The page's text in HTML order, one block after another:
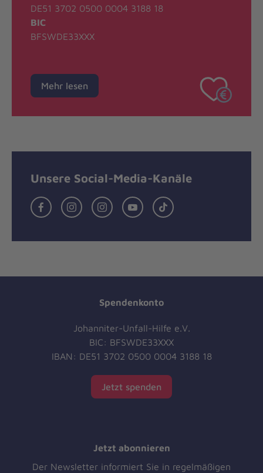
DE51 3702 0500 0004 3188 18
BIC
BFSWDE33XXX
Mehr lesen
Unsere Social-Media-Kanäle
Facebook
Johanniter
Instagram
Johanniter
Instagram
Johanniter-
YouTube
Johanniter
Tiktok
Spendenkonto
Johanniter-Unfall-Hilfe e.V.
BIC: BFSWDE33XXX
IBAN: DE51 3702 0500 0004 3188 18
Jetzt spenden
Jetzt abonnieren
Der Newsletter informiert Sie in regelmäßigen